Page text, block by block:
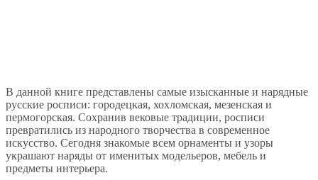
В данной книге представлены самые изысканные и нарядные
русские росписи: городецкая, хохломская, мезенская и
пермогорская. Сохранив вековые традиции, росписи
превратились из народного творчества в современное
искусство. Сегодня знакомые всем орнаменты и узоры
украшают наряды от именитых модельеров, мебель и
предметы интерьера.